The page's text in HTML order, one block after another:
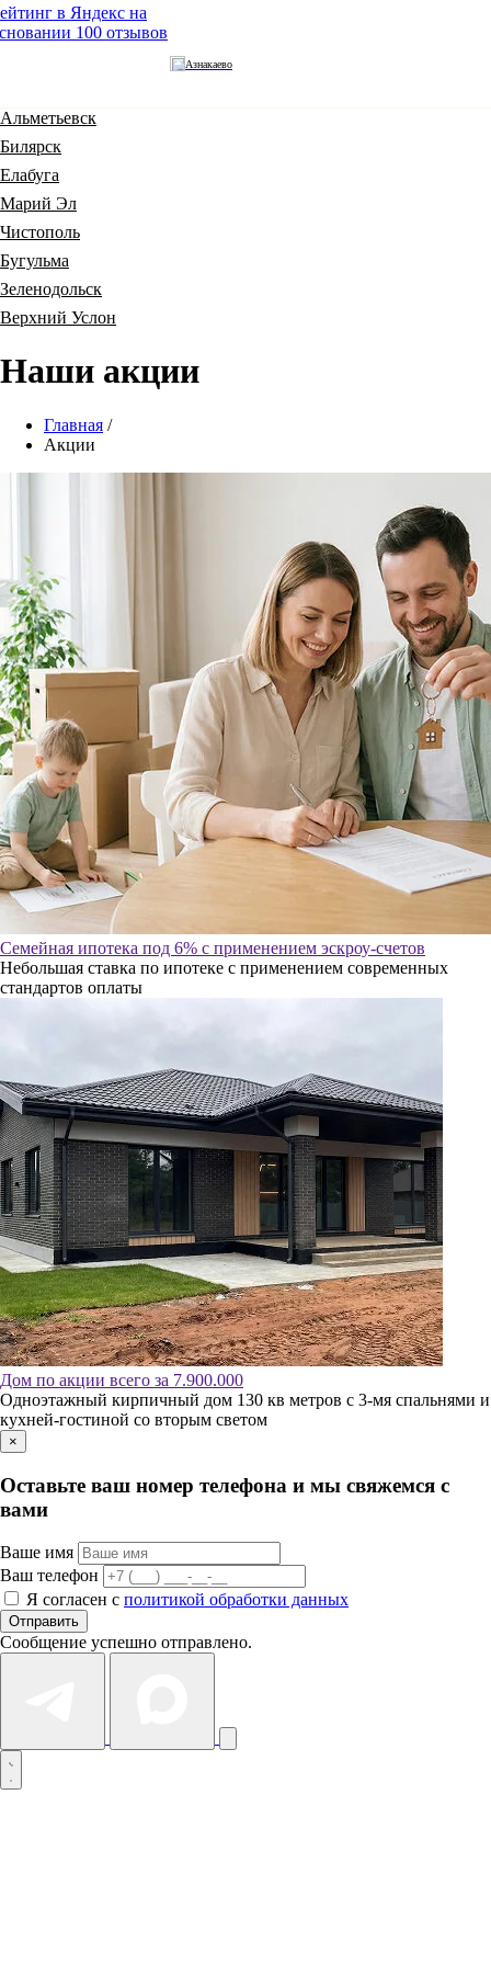
в Яндекс на
100 отзывов
Азнакаево
ВЫБЕРИТЕ ГОРОД
Альметьевск
Билярск
Елабуга
Марий Эл
Чистополь
Бугульма
Зеленодольск
Верхний Услон
Наши акции
Главная /
Акции
Семейная ипотека под 6% с применением эскроу-счетов
Небольшая ставка по ипотеке с применением современных
стандартов оплаты
Дом по акции всего за 7.900.000
Одноэтажный кирпичный дом 130 кв метров с 3-мя спальнями и
кухней-гостиной со вторым светом
×
Оставьте ваш номер телефона и мы свяжемся с
вами
Ваше имя
Ваш телефон
Я согласен с политикой обработки данных
Отправить
Сообщение успешно отправлено.